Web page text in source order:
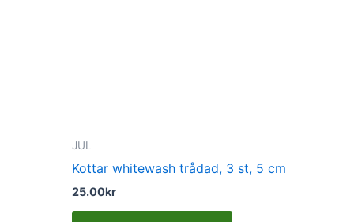
JUL
Kottar whitewash trådad, 3 st, 5 cm
25.00kr